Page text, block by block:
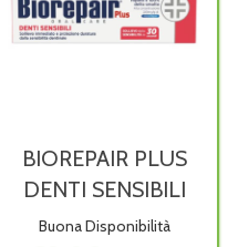
BIOREPAIR PLUS
DENTI SENSIBILI
Buona Disponibilità